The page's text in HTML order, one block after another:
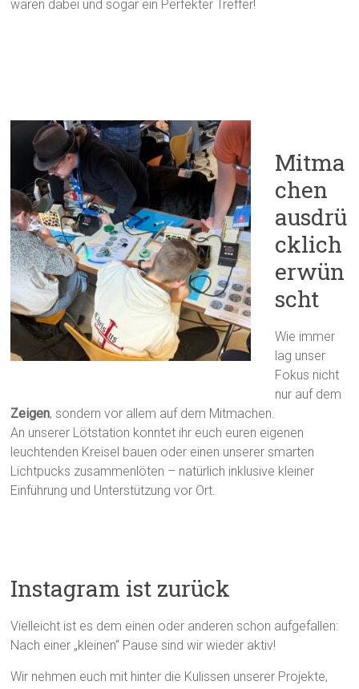
waren dabei und sogar ein Perfekter Treffer!
Mitma
chen
ausdrü
cklich
erwün
scht
Wie immer
lag unser
Fokus nicht
nur auf dem
Zeigen, sondern vor allem auf dem Mitmachen.
An unserer Lötstation konntet ihr euch euren eigenen
leuchtenden Kreisel bauen oder einen unserer smarten
Lichtpucks zusammenlöten – natürlich inklusive kleiner
Einführung und Unterstützung vor Ort.
Instagram ist zurück
Vielleicht ist es dem einen oder anderen schon aufgefallen:
Nach einer „kleinen“ Pause sind wir wieder aktiv!
Wir nehmen euch mit hinter die Kulissen unserer Projekte,